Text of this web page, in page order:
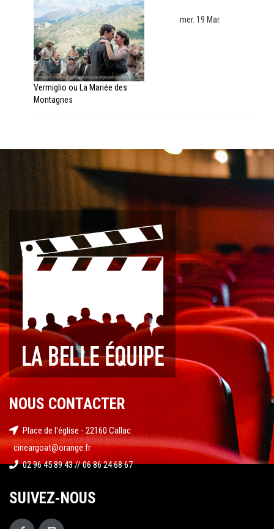
Vermiglio ou La Mariée des
Montagnes
mer. 19 Mar.
NOUS CONTACTER
Place de l'église - 22160 Callac
cineargoat@orange.fr
02 96 45 89 43 // 06 86 24 68 67
SUIVEZ-NOUS